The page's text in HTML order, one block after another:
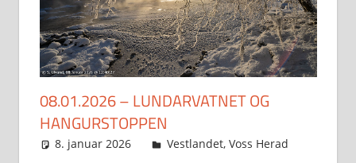
08.01.2026 – LUNDARVATNET OG
HANGURSTOPPEN
8. januar 2026 Svein
Vestlandet, Voss Herad